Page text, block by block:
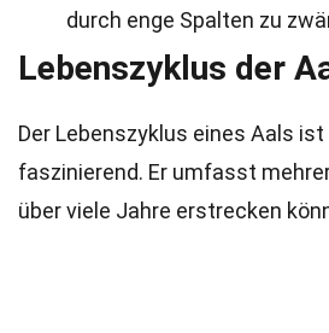
durch enge Spalten zu
Lebenszyklus der
Der Lebenszyklus eines Aals
faszinierend. Er umfasst
über viele Jahre erstrecken